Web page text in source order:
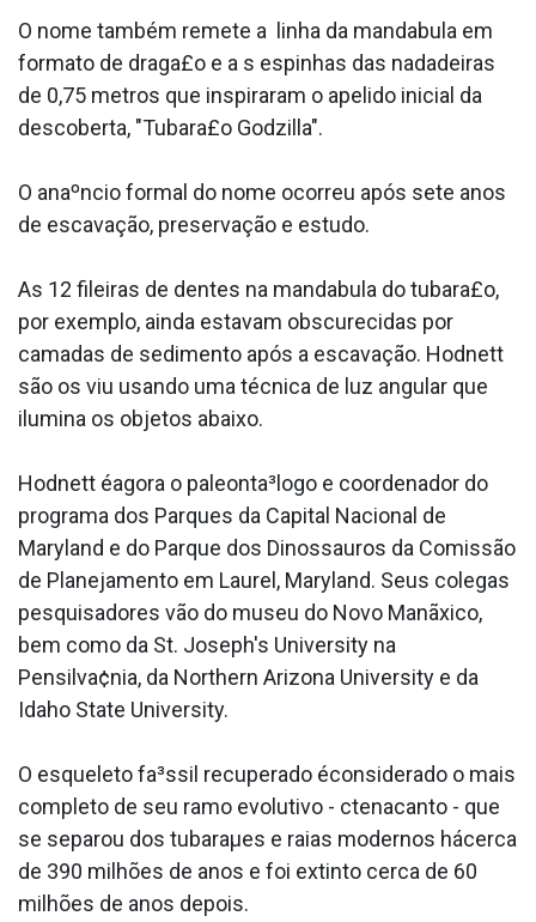
O nome também remete a linha da manda­bula em
formato de draga£o e a s espinhas das nadadeiras
de 0,75 metros que inspiraram o apelido inicial da
descoberta, "Tubara£o Godzilla".
O anaºncio formal do nome ocorreu após sete anos
de escavação, preservação e estudo.
As 12 fileiras de dentes na manda­bula do tubara£o,
por exemplo, ainda estavam obscurecidas por
camadas de sedimento após a escavação. Hodnett
são os viu usando uma técnica de luz angular que
ilumina os objetos abaixo.
Hodnett éagora o paleonta³logo e coordenador do
programa dos Parques da Capital Nacional de
Maryland e do Parque dos Dinossauros da Comissão
de Planejamento em Laurel, Maryland. Seus colegas
pesquisadores vão do museu do Novo Manãxico,
bem como da St. Joseph's University na
Pensilva¢nia, da Northern Arizona University e da
Idaho State University.
O esqueleto fa³ssil recuperado éconsiderado o mais
completo de seu ramo evolutivo - ctenacanto - que
se separou dos tubaraµes e raias modernos hácerca
de 390 milhões de anos e foi extinto cerca de 60
milhões de anos depois.